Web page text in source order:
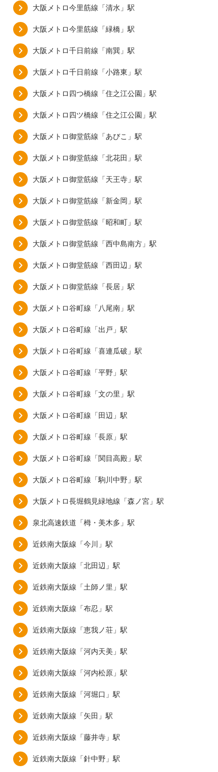
大阪メトロ今里筋線「清水」駅
大阪メトロ今里筋線「緑橋」駅
大阪メトロ千日前線「南巽」駅
大阪メトロ千日前線「小路東」駅
大阪メトロ四つ橋線「住之江公園」駅
大阪メトロ四ツ橋線「住之江公園」駅
大阪メトロ御堂筋線「あびこ」駅
大阪メトロ御堂筋線「北花田」駅
大阪メトロ御堂筋線「天王寺」駅
大阪メトロ御堂筋線「新金岡」駅
大阪メトロ御堂筋線「昭和町」駅
大阪メトロ御堂筋線「西中島南方」駅
大阪メトロ御堂筋線「西田辺」駅
大阪メトロ御堂筋線「長居」駅
大阪メトロ谷町線「八尾南」駅
大阪メトロ谷町線「出戸」駅
大阪メトロ谷町線「喜連瓜破」駅
大阪メトロ谷町線「平野」駅
大阪メトロ谷町線「文の里」駅
大阪メトロ谷町線「田辺」駅
大阪メトロ谷町線「長原」駅
大阪メトロ谷町線「関目高殿」駅
大阪メトロ谷町線「駒川中野」駅
大阪メトロ長堀鶴見緑地線「森ノ宮」駅
泉北高速鉄道「栂・美木多」駅
近鉄南大阪線「今川」駅
近鉄南大阪線「北田辺」駅
近鉄南大阪線「土師ノ里」駅
近鉄南大阪線「布忍」駅
近鉄南大阪線「恵我ノ荘」駅
近鉄南大阪線「河内天美」駅
近鉄南大阪線「河内松原」駅
近鉄南大阪線「河堀口」駅
近鉄南大阪線「矢田」駅
近鉄南大阪線「藤井寺」駅
近鉄南大阪線「針中野」駅